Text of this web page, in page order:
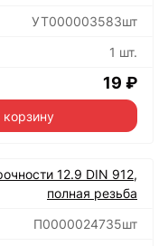
УТ000003583шт
1 шт.
19 ₽
корзину
12.9 DIN 912,
полная резьба
П0000024735шт